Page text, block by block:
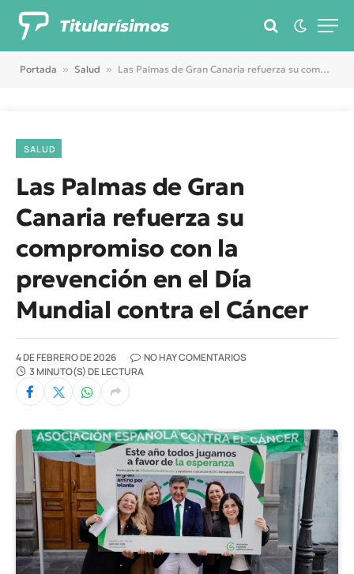
Titularísimos
Portada » Salud » Las Palmas de Gran Canaria refuerza su compromiso con la prevención en el Día Mundial contra el Cáncer
SALUD
Las Palmas de Gran
Canaria refuerza su
compromiso con la
prevención en el Día
Mundial contra el Cáncer
4 DE FEBRERO DE 2026
NO HAY COMENTARIOS
3 MINUTO(S) DE LECTURA